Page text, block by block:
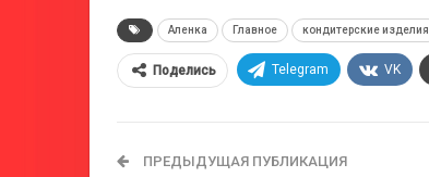
Аленка Главное кондитерские изделия
Поделись Telegram VK
ПРЕДЫДУЩАЯ ПУБЛИКАЦИЯ